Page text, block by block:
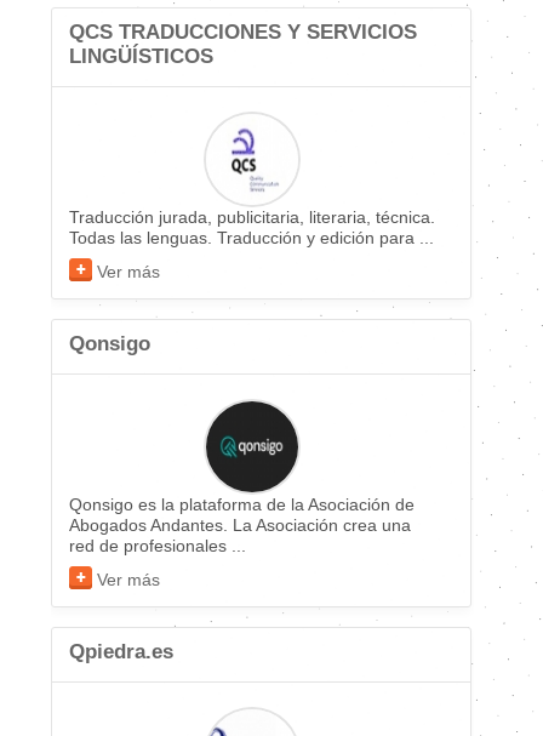
QCS TRADUCCIONES Y SERVICIOS
LINGÜÍSTICOS
Traducción jurada, publicitaria, literaria, técnica.
Todas las lenguas. Traducción y edición para ...
Ver más
Qonsigo
Qonsigo es la plataforma de la Asociación de
Abogados Andantes. La Asociación crea una
red de profesionales ...
Ver más
Qpiedra.es